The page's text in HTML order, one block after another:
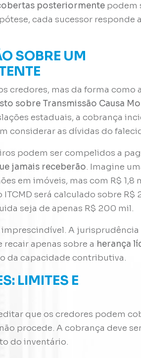
posteriormente podem
cada sucessor responde
SOBRE UM
credores, mas da forma como
sobre Transmissão Causa
estaduais, a cobrança
considerar as dívidas do
podem ser compelidos a
jamais receberão. Imagine
em imóveis, mas com R$ 1,8
será calculado sobre R$
seja de apenas R$ 200 mil.
imprescindível. A jurisprudência
apenas sobre a herança
da capacidade contributiva.
LIMITES E
que os credores podem
procede. A cobrança deve
do inventário.